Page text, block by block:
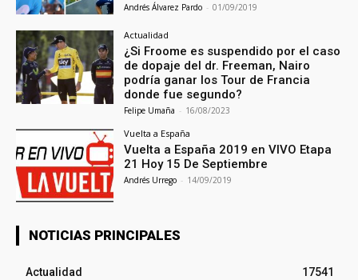
Andrés Álvarez Pardo - 01/09/2019
Actualidad
¿Si Froome es suspendido por el caso
de dopaje del dr. Freeman, Nairo
podría ganar los Tour de Francia
donde fue segundo?
Felipe Umaña - 16/08/2023
Vuelta a España
Vuelta a España 2019 en VIVO Etapa
21 Hoy 15 De Septiembre
Andrés Urrego - 14/09/2019
NOTICIAS PRINCIPALES
Actualidad
17541